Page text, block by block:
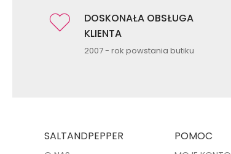
DOSKONAŁA OBSŁUGA
KLIENTA
2007 - rok powstania butiku
SALTANDPEPPER POMOC